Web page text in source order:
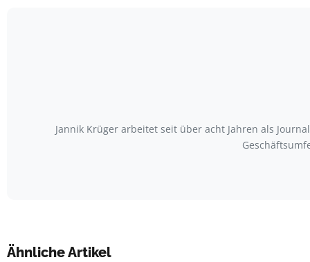
Jannik Krüger arbeitet seit über acht Jahren als
Ähnliche Artikel